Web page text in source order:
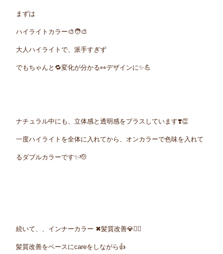
まずは
ハイライトカラー🎨🧑‍🎨
大人ハイライトで、派手すぎず
でもちゃんと🔁変化が分かる👀デザインに✨💪
ナチュラル中にも、立体感と透明感をプラスしています❣️👏
一度ハイライトを全体に入れてから、オンカラーで色味を入れて
るダブルカラーです✨🫡
続いて、、インナーカラー ✖︎髪質改善💎💇‍♀️
髪質改善をベースにcareをしながら👍